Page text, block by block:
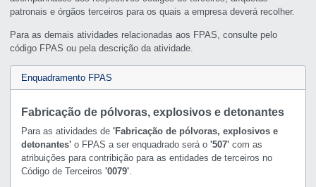
patronais e órgãos terceiros para os quais a empresa deverá recolher.
Para as demais atividades relacionadas aos FPAS, consulte pelo
código FPAS ou pela descrição da atividade.
Enquadramento FPAS
Fabricação de pólvoras, explosivos e detonantes
Para as atividades de 'Fabricação de pólvoras, explosivos e
detonantes'o FPAS a ser enquadrado será o '507'com as
atribuições para contribição para as entidades de terceiros no
Código de Terceiros '0079'.